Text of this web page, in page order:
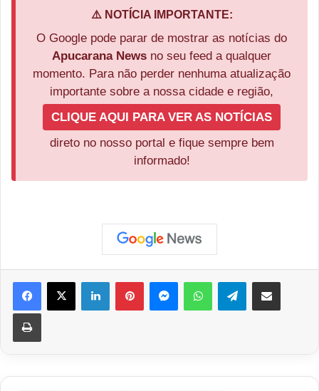
⚠️ NOTÍCIA IMPORTANTE:
O Google pode parar de mostrar as notícias do
Apucarana News no seu feed a qualquer
momento. Para não perder nenhuma atualização
importante sobre a nossa cidade e região,
CLIQUE AQUI PARA VER AS NOTÍCIAS
direto no nosso portal e fique sempre bem
informado!
Facebook
X LinkedinPinterestMessengerWhatsAppTelegramCompartilhar via e-mail
Imprimir